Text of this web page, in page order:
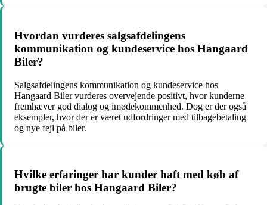
Hvordan vurderes salgsafdelingens
kommunikation og kundeservice hos Hangaard
Biler?
Salgsafdelingens kommunikation og kundeservice hos
Hangaard Biler vurderes overvejende positivt, hvor kunderne
fremhæver god dialog og imødekommenhed. Dog er der også
eksempler, hvor der er været udfordringer med tilbagebetaling
og nye fejl på biler.
Hvilke erfaringer har kunder haft med køb af
brugte biler hos Hangaard Biler?